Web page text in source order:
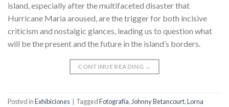
island, especially after the multifaceted disaster that
Hurricane Maria aroused, are the trigger for both incisive
criticism and nostalgic glances, leading us to question what
will be the present and the future in the island’s borders.
CONTINUE READING →
Posted inExhibiciones TaggedFotografía,Johnny Betancourt,Lorna